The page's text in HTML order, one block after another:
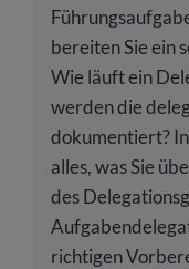
bereiten Sie ein
Wie läuft ein
werden die
dokumentiert?
alles, was Sie
des
richtigen